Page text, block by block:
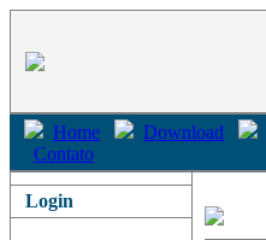
Home Download
Contato
Login